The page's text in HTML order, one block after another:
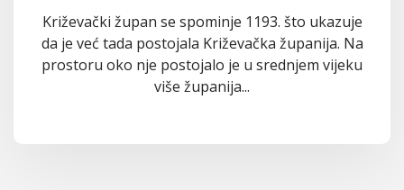
Križevački župan se spominje 1193. što ukazuje
da je već tada postojala Križevačka županija. Na
prostoru oko nje postojalo je u srednjem vijeku
više županija...